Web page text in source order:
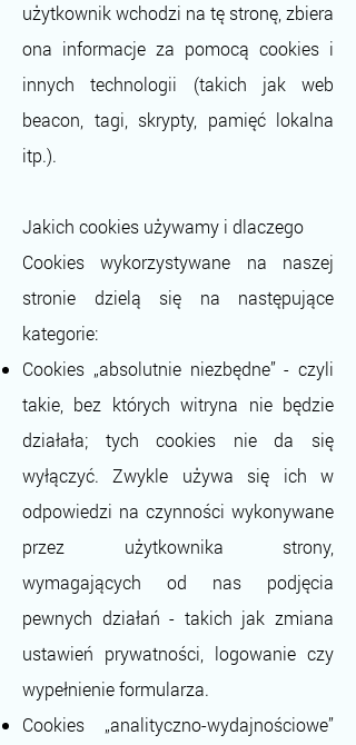
użytkownik wchodzi na tę stronę, zbiera
ona informacje za pomocą cookies i
innych technologii (takich jak web
beacon, tagi, skrypty, pamięć lokalna
itp.).
Jakich cookies używamy i dlaczego
Cookies wykorzystywane na naszej
stronie dzielą się na następujące
kategorie:
Cookies „absolutnie niezbędne” - czyli
takie, bez których witryna nie będzie
działała; tych cookies nie da się
wyłączyć. Zwykle używa się ich w
odpowiedzi na czynności wykonywane
przez użytkownika strony,
wymagających od nas podjęcia
pewnych działań - takich jak zmiana
ustawień prywatności, logowanie czy
wypełnienie formularza.
Cookies „analityczno-wydajnościowe”